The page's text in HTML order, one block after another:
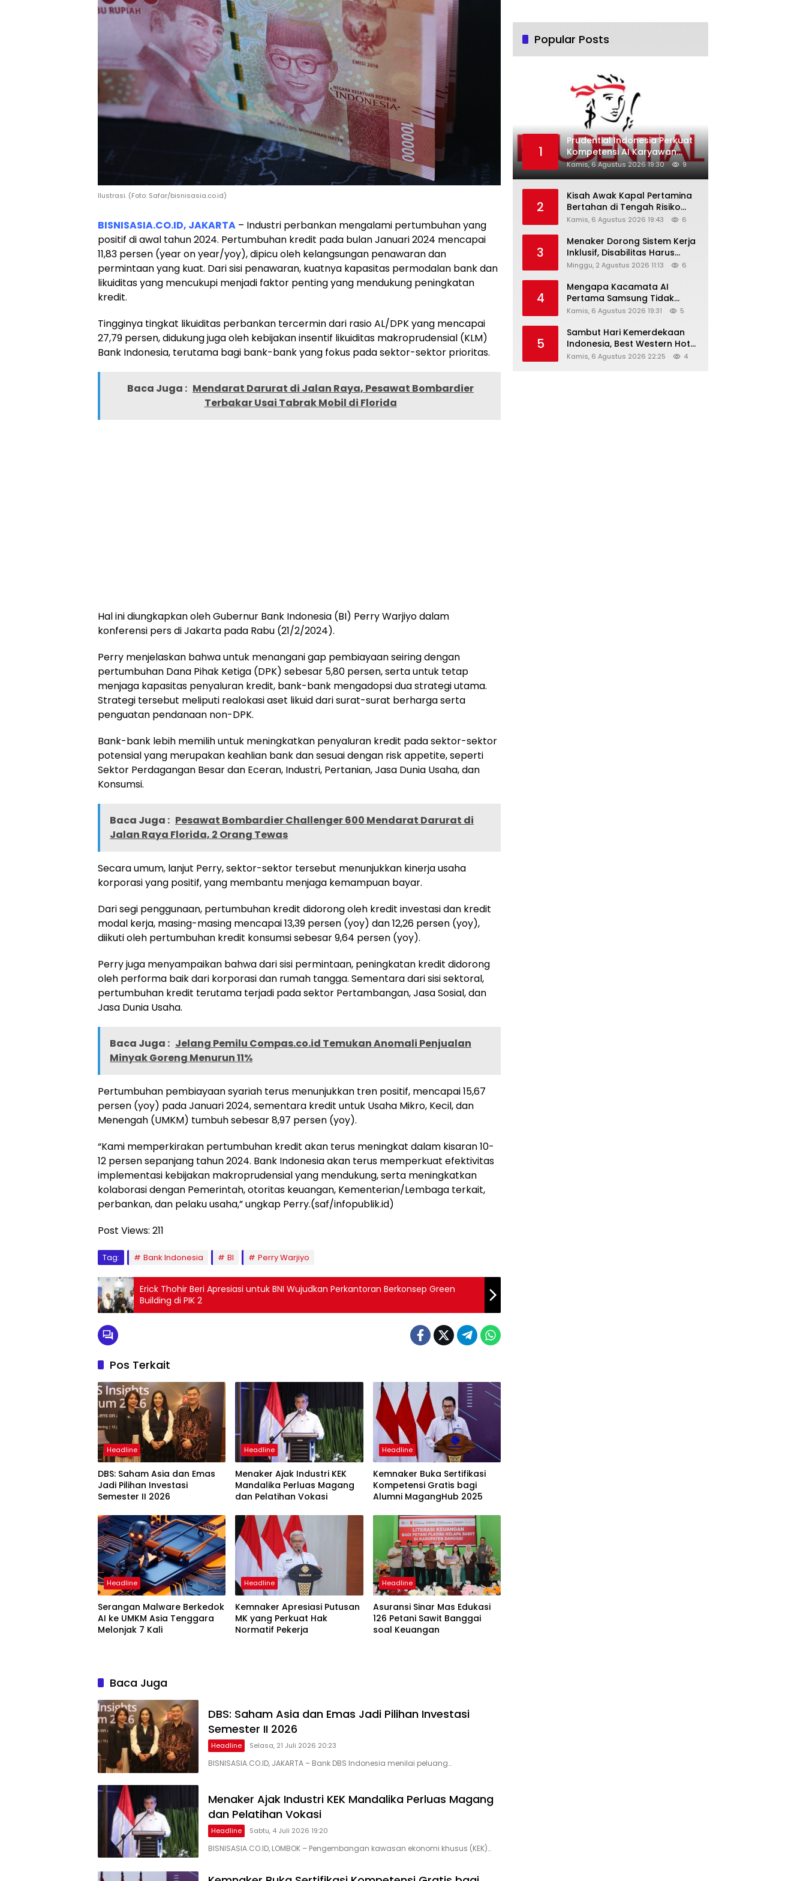
Ilustrasi. (Foto: Safar/bisnisasia.co.id)
BISNISASIA.CO.ID, JAKARTA – Industri perbankan mengalami pertumbuhan yang
positif di awal tahun 2024. Pertumbuhan kredit pada bulan Januari 2024 mencapai
11,83 persen (year on year/yoy), dipicu oleh kelangsungan penawaran dan
permintaan yang kuat. Dari sisi penawaran, kuatnya kapasitas permodalan bank dan
likuiditas yang mencukupi menjadi faktor penting yang mendukung peningkatan
kredit.
Tingginya tingkat likuiditas perbankan tercermin dari rasio AL/DPK yang mencapai
27,79 persen, didukung juga oleh kebijakan insentif likuiditas makroprudensial (KLM)
Bank Indonesia, terutama bagi bank-bank yang fokus pada sektor-sektor prioritas.
Baca Juga : Mendarat Darurat di Jalan Raya, Pesawat Bombardier
Terbakar Usai Tabrak Mobil di Florida
Hal ini diungkapkan oleh Gubernur Bank Indonesia (BI) Perry Warjiyo dalam
konferensi pers di Jakarta pada Rabu (21/2/2024).
Perry menjelaskan bahwa untuk menangani gap pembiayaan seiring dengan
pertumbuhan Dana Pihak Ketiga (DPK) sebesar 5,80 persen, serta untuk tetap
menjaga kapasitas penyaluran kredit, bank-bank mengadopsi dua strategi utama.
Strategi tersebut meliputi realokasi aset likuid dari surat-surat berharga serta
penguatan pendanaan non-DPK.
Bank-bank lebih memilih untuk meningkatkan penyaluran kredit pada sektor-sektor
potensial yang merupakan keahlian bank dan sesuai dengan risk appetite, seperti
Sektor Perdagangan Besar dan Eceran, Industri, Pertanian, Jasa Dunia Usaha, dan
Konsumsi.
Baca Juga : Pesawat Bombardier Challenger 600 Mendarat Darurat di
Jalan Raya Florida, 2 Orang Tewas
Secara umum, lanjut Perry, sektor-sektor tersebut menunjukkan kinerja usaha
korporasi yang positif, yang membantu menjaga kemampuan bayar.
Dari segi penggunaan, pertumbuhan kredit didorong oleh kredit investasi dan kredit
modal kerja, masing-masing mencapai 13,39 persen (yoy) dan 12,26 persen (yoy),
diikuti oleh pertumbuhan kredit konsumsi sebesar 9,64 persen (yoy).
Perry juga menyampaikan bahwa dari sisi permintaan, peningkatan kredit didorong
oleh performa baik dari korporasi dan rumah tangga. Sementara dari sisi sektoral,
pertumbuhan kredit terutama terjadi pada sektor Pertambangan, Jasa Sosial, dan
Jasa Dunia Usaha.
Baca Juga : Jelang Pemilu Compas.co.id Temukan Anomali Penjualan
Minyak Goreng Menurun 11%
Pertumbuhan pembiayaan syariah terus menunjukkan tren positif, mencapai 15,67
persen (yoy) pada Januari 2024, sementara kredit untuk Usaha Mikro, Kecil, dan
Menengah (UMKM) tumbuh sebesar 8,97 persen (yoy).
“Kami memperkirakan pertumbuhan kredit akan terus meningkat dalam kisaran 10-
12 persen sepanjang tahun 2024. Bank Indonesia akan terus memperkuat efektivitas
implementasi kebijakan makroprudensial yang mendukung, serta meningkatkan
kolaborasi dengan Pemerintah, otoritas keuangan, Kementerian/Lembaga terkait,
perbankan, dan pelaku usaha,” ungkap Perry.(saf/infopublik.id)
Post Views: 211
Tag: Bank Indonesia BI Perry Warjiyo
Erick Thohir Beri Apresiasi untuk BNI Wujudkan Perkantoran Berkonsep Green
Building di PIK 2
Pos Terkait
Headline
DBS: Saham Asia dan Emas
Jadi Pilihan Investasi
Semester II 2026
Headline
Menaker Ajak Industri KEK
Mandalika Perluas Magang
dan Pelatihan Vokasi
Headline
Kemnaker Buka Sertifikasi
Kompetensi Gratis bagi
Alumni MagangHub 2025
Headline
Serangan Malware Berkedok
AI ke UMKM Asia Tenggara
Melonjak 7 Kali
Headline
Kemnaker Apresiasi Putusan
MK yang Perkuat Hak
Normatif Pekerja
Headline
Asuransi Sinar Mas Edukasi
126 Petani Sawit Banggai
soal Keuangan
Baca Juga
DBS: Saham Asia dan Emas Jadi Pilihan Investasi
Semester II 2026
Headline Selasa, 21 Juli 2026 20:23
BISNISASIA.CO.ID, JAKARTA – Bank DBS Indonesia menilai peluang…
Menaker Ajak Industri KEK Mandalika Perluas Magang
dan Pelatihan Vokasi
Headline Sabtu, 4 Juli 2026 19:20
BISNISASIA.CO.ID, LOMBOK – Pengembangan kawasan ekonomi khusus (KEK)…
Popular Posts
1
Prudential Indonesia Perkuat
Kompetensi AI Karyawan
Lewat AI Week
Kamis, 6 Agustus 2026 19:30 9
2
Kisah Awak Kapal Pertamina
Bertahan di Tengah Risiko
Pelayaran Selat Hormuz
Kamis, 6 Agustus 2026 19:43 6
3
Menaker Dorong Sistem Kerja
Inklusif, Disabilitas Harus
Dapat Kesempatan Setara
Minggu, 2 Agustus 2026 11:13 6
4
Mengapa Kacamata AI
Pertama Samsung Tidak
Dibekali Layar?
Kamis, 6 Agustus 2026 19:31 5
5
Sambut Hari Kemerdekaan
Indonesia, Best Western Hotel
Hadirkan The Freedom Stay
Kamis, 6 Agustus 2026 22:25 4